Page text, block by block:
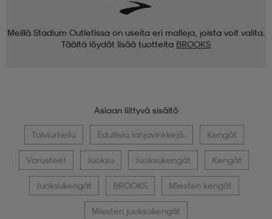
Meillä Stadium Outletissa on useita eri malleja, joista voit valita.
Täältä löydät lisää tuotteita BROOKS
Asiaan liittyvä sisältö
Talviurheilu Edullisia lahjavinkkejä. Kengät
Varusteet Juoksu Juoksukengät Kengät
Juoksukengät BROOKS Miesten kengät
Miesten juoksukengät